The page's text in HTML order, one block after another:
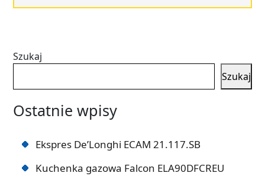
Szukaj
Szukaj
Ostatnie wpisy
Ekspres De’Longhi ECAM 21.117.SB
Kuchenka gazowa Falcon ELA90DFCREU